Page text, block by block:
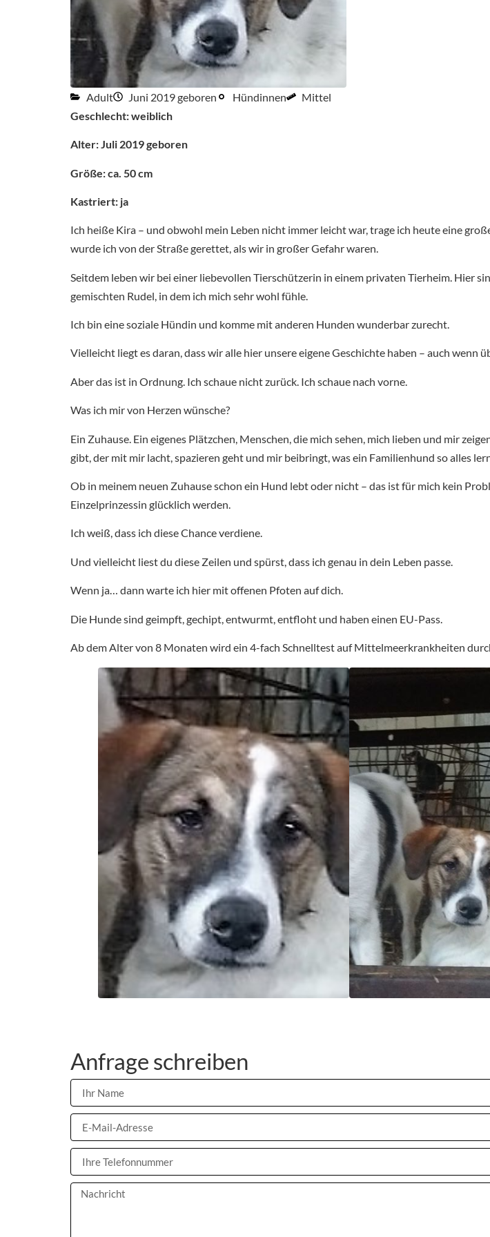
Adult Juni 2019 geboren Hündinnen
Mittel
Geschlecht: weiblich
Alter: Juli 2019 geboren
Größe: ca. 50 cm
Kastriert: ja
Ich heiße Kira – und obwohl mein Leben nicht immer leicht war, trage ich heute eine
wurde ich von der Straße gerettet, als wir in großer Gefahr waren.
Seitdem leben wir bei einer liebevollen Tierschützerin in einem privaten Tierheim. Hier
gemischten Rudel, in dem ich mich sehr wohl fühle.
Ich bin eine soziale Hündin und komme mit anderen Hunden wunderbar zurecht.
Vielleicht liegt es daran, dass wir alle hier unsere eigene Geschichte haben – auch wenn
Aber das ist in Ordnung. Ich schaue nicht zurück. Ich schaue nach vorne.
Was ich mir von Herzen wünsche?
Ein Zuhause. Ein eigenes Plätzchen, Menschen, die mich sehen, mich lieben und mir
gibt, der mit mir lacht, spazieren geht und mir beibringt, was ein Familienhund so alles
Ob in meinem neuen Zuhause schon ein Hund lebt oder nicht – das ist für mich kein
Einzelprinzessin glücklich werden.
Ich weiß, dass ich diese Chance verdiene.
Und vielleicht liest du diese Zeilen und spürst, dass ich genau in dein Leben passe.
Wenn ja… dann warte ich hier mit offenen Pfoten auf dich.
Die Hunde sind geimpft, gechipt, entwurmt, entfloht und haben einen EU-Pass.
Ab dem Alter von 8 Monaten wird ein 4-fach Schnelltest auf Mittelmeerkrankheiten
Anfrage schreiben